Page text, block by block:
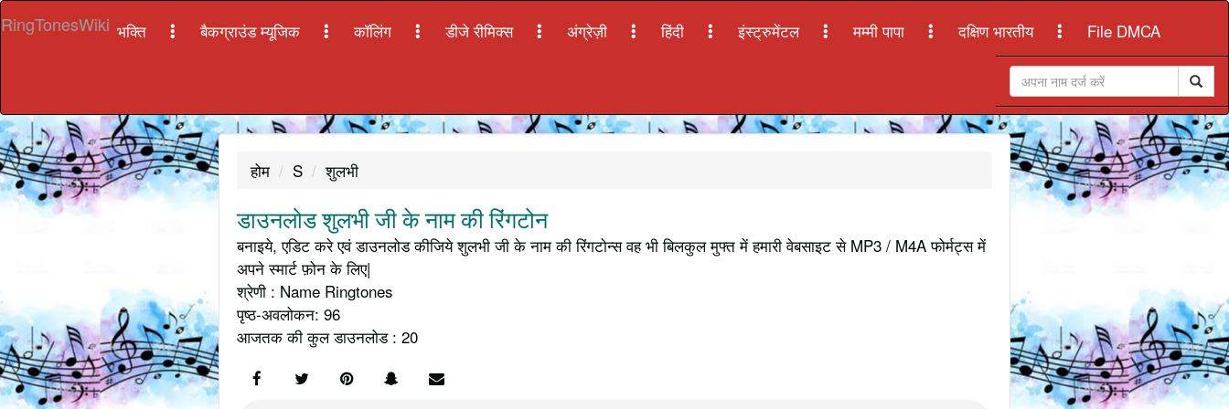
RingTonesWiki भक्ति बैकग्राउंड म्यूजिक कॉलिंग डीजे रीमिक्स अंग्रेज़ी हिंदी इंस्ट्रुमेंटल मम्मी पापा दक्षिण भारतीय File DMCA
होम S शुलभी
डाउनलोड शुलभी जी के नाम की रिंगटोन
बनाइये, एडिट करे एवं डाउनलोड कीजिये शुलभी जी के नाम की रिंगटोन्स वह भी बिलकुल मुफ्त में हमारी वेबसाइट से MP3 / M4A फोर्मट्स में
अपने स्मार्ट फ़ोन के लिए|
श्रेणी : Name Ringtones
पृष्ठ-अवलोकन: 96
आजतक की कुल डाउनलोड : 20